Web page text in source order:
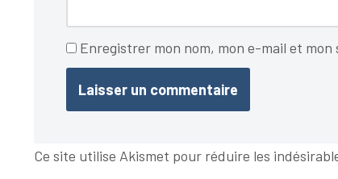
Enregistrer mon nom, mon e-mail et
Ce site utilise Akismet pour réduire les